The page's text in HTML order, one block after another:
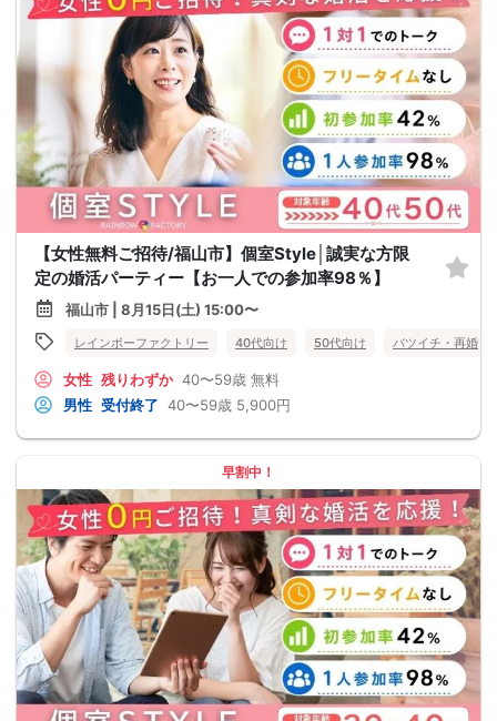
【女性無料ご招待/福山市】個室Style│誠実な方限
定の婚活パーティー【お一人での参加率98％】
福山市 | 8月15日(土) 15:00〜
レインボーファクトリー 40代向け 50代向け バツイチ・再婚
女性 残りわずか 40〜59歳 無料
男性 受付終了 40〜59歳 5,900円
早割中！